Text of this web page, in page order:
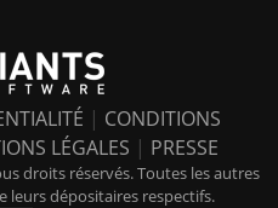
| CONDITIONS
LÉGALES | PRESSE
droits réservés. Toutes les autres
leurs dépositaires respectifs.